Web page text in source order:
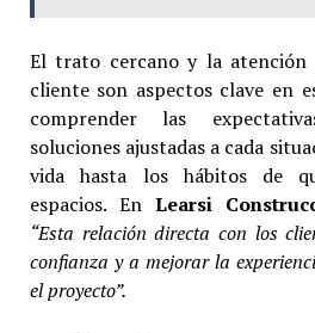
El trato cercano y la atención
cliente son aspectos clave en
comprender las
soluciones ajustadas a cada
vida hasta los hábitos de
espacios. En Learsi
“Esta relación directa con los
confianza y a mejorar la
el proyecto”.